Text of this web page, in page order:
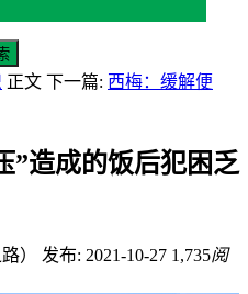
正文 下一篇: 西梅：缓解便
”造成的饭后犯困乏
） 发布: 2021-10-27 1,735阅